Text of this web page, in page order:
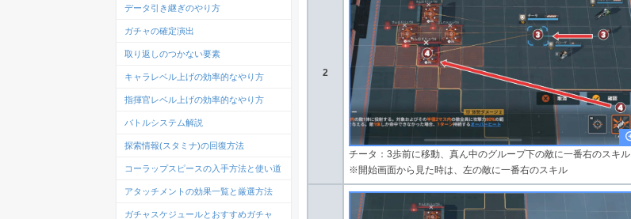
2
チータ：3歩前に移動、真ん中のグループ下の敵に一番右のスキル
※開始画面から見た時は、左の敵に一番右のスキル
データ引き継ぎのやり方
ガチャの確定演出
取り返しのつかない要素
キャラレベル上げの効率的なやり方
指揮官レベル上げの効率的なやり方
バトルシステム解説
探索情報(スタミナ)の回復方法
コーラップスピースの入手方法と使い道
アタッチメントの効果一覧と厳選方法
ガチャスケジュールとおすすめガチャ